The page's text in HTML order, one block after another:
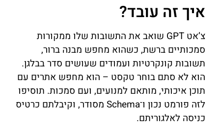
איך זה עובד?
צ’אט GPT שואב את התשובות שלו ממקורות
סמכותיים ברשת, כשהוא מחפש מבנה ברור,
תשובות קונקרטיות ועמודים שעושים סדר בבלגן.
הוא לא סתם בוחר טקסט – הוא מחפש אתרים עם
תוכן איכותי, מותאם למנועים, ועם סמכות. תוסיפו
לזה פורמט נכון ו־Schema מסודר, וקיבלתם כרטיס
כניסה לאלגוריתם.